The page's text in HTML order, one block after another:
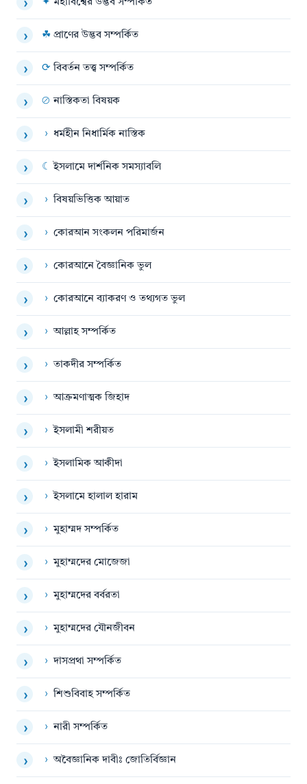
› ✦ মহাবিশ্বের উদ্ভব সম্পর্কিত
› ☘ প্রাণের উদ্ভব সম্পর্কিত
› ⟳ বিবর্তন তত্ত্ব সম্পর্কিত
› ⊘ নাস্তিকতা বিষয়ক
› › ধর্মহীন নিধার্মিক নাস্তিক
› ☾ ইসলামে দার্শনিক সমস্যাবলি
› › বিষয়ভিত্তিক আয়াত
› › কোরআন সংকলন পরিমার্জন
› › কোরআনে বৈজ্ঞানিক ভুল
› › কোরআনে ব্যাকরণ ও তথ্যগত ভুল
› › আল্লাহ সম্পর্কিত
› › তাকদীর সম্পর্কিত
› › আক্রমণাত্মক জিহাদ
› › ইসলামী শরীয়ত
› › ইসলামিক আকীদা
› › ইসলামে হালাল হারাম
› › মুহাম্মদ সম্পর্কিত
› › মুহাম্মদের মোজেজা
› › মুহাম্মদের বর্বরতা
› › মুহাম্মদের যৌনজীবন
› › দাসপ্রথা সম্পর্কিত
› › শিশুবিবাহ সম্পর্কিত
› › নারী সম্পর্কিত
› › অবৈজ্ঞানিক দাবীঃ জোতির্বিজ্ঞান